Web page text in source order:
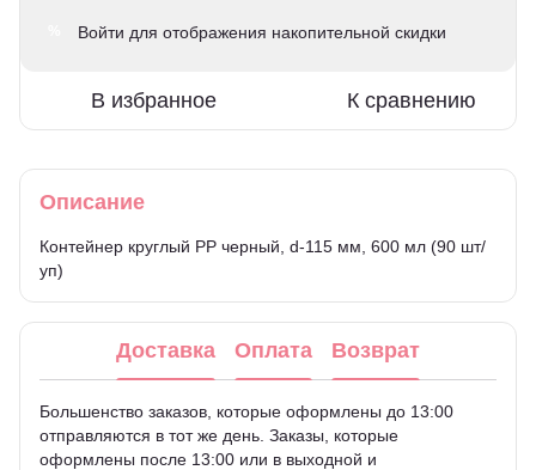
Войти для отображения накопительной скидки
В избранное К сравнению
Описание
Контейнер круглый РР черный, d-115 мм, 600 мл (90 шт/
уп)
Доставка Оплата Возврат
Большенство заказов, которые оформлены до 13:00
отправляются в тот же день. Заказы, которые
оформлены после 13:00 или в выходной и